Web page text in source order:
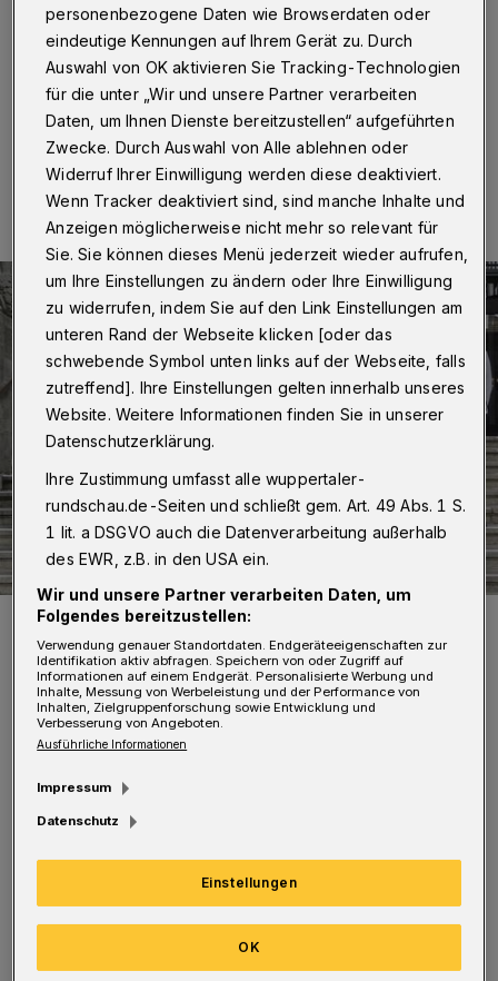
Mucke und Stadtdirektor Dr. Johannes Slawig haben im
Rathaus 17 neue Auszubildende zum Start ihres dualen
Studiums begrüßt.
OB Mucke (oben (li.) und Kämmerer Slawig (oben, 2.v.li.) mit den
Foto: Gerd Neumann, Medienzentrum Wuppertal
Drei Jahre lang besuchen die Beamten des
gehobenen Dienstes im Wechsel die
Fachhochschule für öffentliche Verwaltung
und absolvieren ihre praktische Ausbildung in
personenbezogene Daten wie Browserdaten oder
eindeutige Kennungen auf Ihrem Gerät zu. Durch
Auswahl von OK aktivieren Sie Tracking-Technologien
für die unter „Wir und unsere Partner verarbeiten
Daten, um Ihnen Dienste bereitzustellen“ aufgeführten
Zwecke. Durch Auswahl von Alle ablehnen oder
Widerruf Ihrer Einwilligung werden diese deaktiviert.
Wenn Tracker deaktiviert sind, sind manche Inhalte und
Anzeigen möglicherweise nicht mehr so relevant für
Sie. Sie können dieses Menü jederzeit wieder aufrufen,
um Ihre Einstellungen zu ändern oder Ihre Einwilligung
zu widerrufen, indem Sie auf den Link Einstellungen am
unteren Rand der Webseite klicken [oder das
schwebende Symbol unten links auf der Webseite, falls
zutreffend]. Ihre Einstellungen gelten innerhalb unseres
Website. Weitere Informationen finden Sie in unserer
Datenschutzerklärung.
Ihre Zustimmung umfasst alle wuppertaler-
rundschau.de-Seiten und schließt gem. Art. 49 Abs. 1 S.
1 lit. a DSGVO auch die Datenverarbeitung außerhalb
des EWR, z.B. in den USA ein.
Wir und unsere Partner verarbeiten Daten, um
Folgendes bereitzustellen:
Verwendung genauer Standortdaten. Endgeräteeigenschaften zur
Identifikation aktiv abfragen. Speichern von oder Zugriff auf
Informationen auf einem Endgerät. Personalisierte Werbung und
Inhalte, Messung von Werbeleistung und der Performance von
Inhalten, Zielgruppenforschung sowie Entwicklung und
Verbesserung von Angeboten.
Ausführliche Informationen
Impressum
Datenschutz
Einstellungen
OK